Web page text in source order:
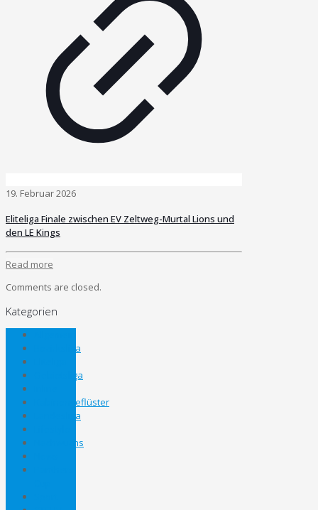
19. Februar 2026
Eliteliga Finale zwischen EV Zeltweg-Murtal Lions und
den LE Kings
Read more
Comments are closed.
Kategorien
Bezirksliga
Gebietsliga
Kabinengeflüster
Landesliga
Nachwuchs